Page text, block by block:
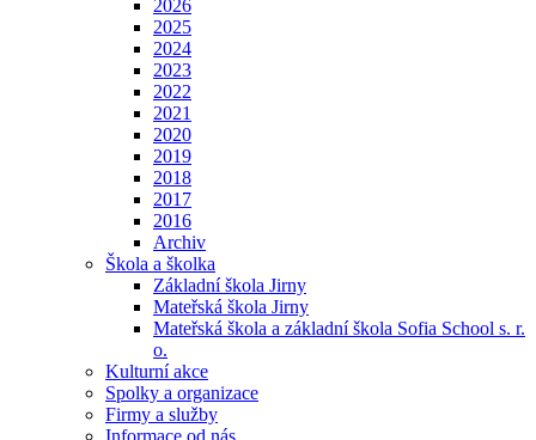
2026
2025
2024
2023
2022
2021
2020
2019
2018
2017
2016
Archiv
Škola a školka
Základní škola Jirny
Mateřská škola Jirny
Mateřská škola a základní škola Sofia School s. r.
o.
Kulturní akce
Spolky a organizace
Firmy a služby
Informace od nás